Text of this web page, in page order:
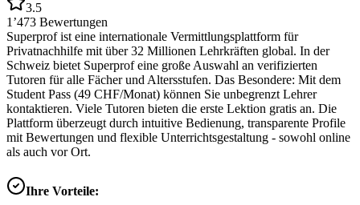
3.5
1’473 Bewertungen
Superprof ist eine internationale Vermittlungsplattform für
Privatnachhilfe mit über 32 Millionen Lehrkräften global. In der
Schweiz bietet Superprof eine große Auswahl an verifizierten
Tutoren für alle Fächer und Altersstufen. Das Besondere: Mit dem
Student Pass (49 CHF/Monat) können Sie unbegrenzt Lehrer
kontaktieren. Viele Tutoren bieten die erste Lektion gratis an. Die
Plattform überzeugt durch intuitive Bedienung, transparente Profile
mit Bewertungen und flexible Unterrichtsgestaltung - sowohl online
als auch vor Ort.
Ihre Vorteile: